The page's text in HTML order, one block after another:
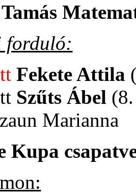
forduló:
Fekete Attila
Szűts Ábel
Marianna
Kupa